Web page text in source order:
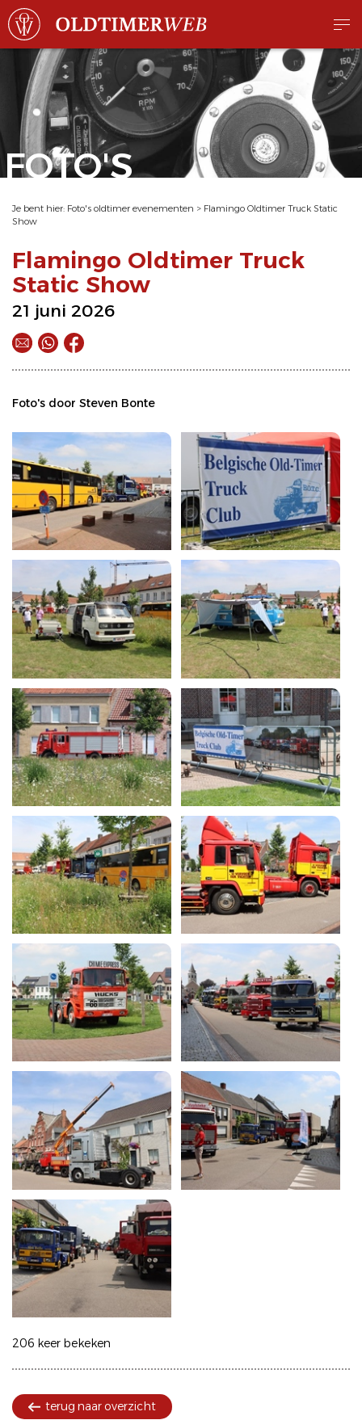
FOTO'S
Je bent hier: Foto's oldtimer evenementen > Flamingo Oldtimer Truck Static
Show
Flamingo Oldtimer Truck
Static Show
21 juni 2026
Foto's door Steven Bonte
206 keer bekeken
terug naar overzicht